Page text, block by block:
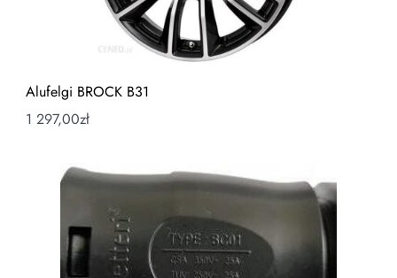
Alufelgi BROCK B31
1 297,00zł